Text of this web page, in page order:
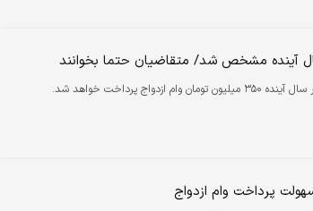
آینده مشخص شد/ متقاضیان حتما بخوانند
پرداخت وام ازدواج